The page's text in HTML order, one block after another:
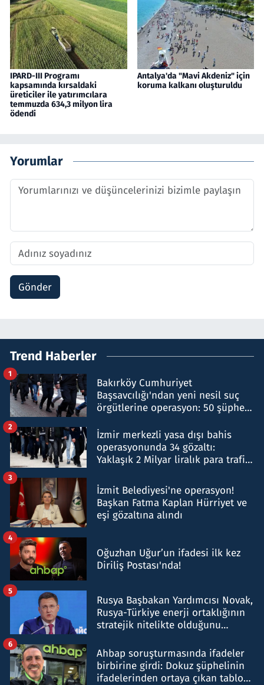
IPARD-III Programı
kapsamında kırsaldaki
üreticiler ile yatırımcılara
temmuzda 634,3 milyon lira
ödendi
Antalya'da "Mavi Akdeniz" için
koruma kalkanı oluşturuldu
Yorumlar
Gönder
Trend Haberler
Bakırköy Cumhuriyet
Başsavcılığı'ndan yeni nesil suç
örgütlerine operasyon: 50 şüpheli
1
İzmir merkezli yasa dışı bahis
operasyonunda 34 gözaltı:
Yaklaşık 2 Milyar liralık para trafiği
2
İzmit Belediyesi'ne operasyon!
Başkan Fatma Kaplan Hürriyet ve
eşi gözaltına alındı
3
Oğuzhan Uğur’un ifadesi ilk kez
Diriliş Postası'nda!
4
Rusya Başbakan Yardımcısı Novak,
Rusya-Türkiye enerji ortaklığının
stratejik nitelikte olduğunu
5
Ahbap soruşturmasında ifadeler
birbirine girdi: Dokuz şüphelinin
ifadelerinden ortaya çıkan tablo
6